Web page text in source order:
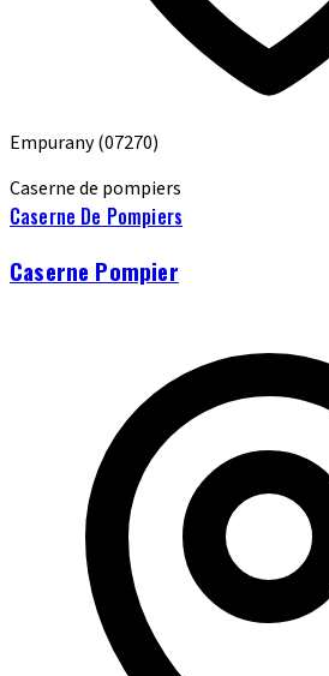
Empurany(07270)
Caserne de pompiers
Caserne De Pompiers
Caserne Pompier